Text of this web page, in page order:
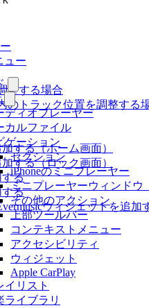
ディオプレーヤー
カルファイル
ゲーション
セクション
iPhoneのミニプレーヤー
ミニプレーヤーウィンドウ
その他のアクション
上部ツールバー
コンテキストメニュー
アクセシビリティ
ウィジェット
Apple CarPlay
イリスト
ライブラリ
ュー
整する場合
のトラック位置を調整する
する（ホーム画面）
する（ロック画面）
する
する
ウィジェットを追加